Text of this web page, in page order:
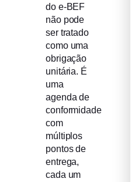
do e-BEF
não pode
ser tratado
como uma
obrigação
unitária. É
uma
agenda de
conformidade
com
múltiplos
pontos de
entrega,
cada um